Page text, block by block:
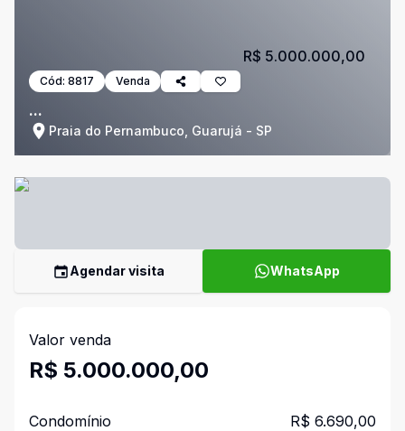
Cód: 8817 Venda
...
Praia do Pernambuco, Guarujá - SP
R$ 5.000.000,00
Agendar visita WhatsApp
Valor venda
R$ 5.000.000,00
Condomínio R$ 6.690,00